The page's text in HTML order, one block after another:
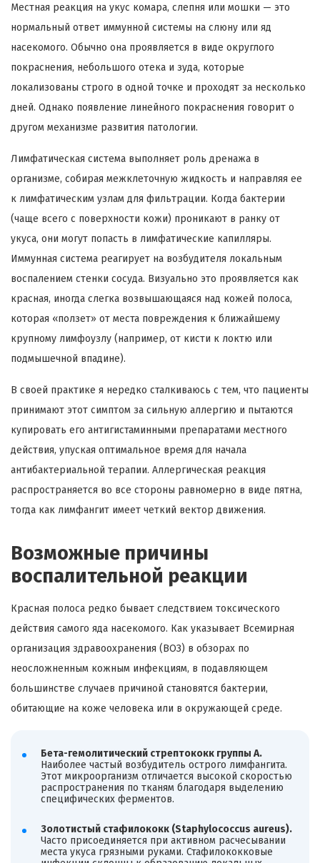
Местная реакция на укус комара, слепня или мошки — это
нормальный ответ иммунной системы на слюну или яд
насекомого. Обычно она проявляется в виде округлого
покраснения, небольшого отека и зуда, которые
локализованы строго в одной точке и проходят за несколько
дней. Однако появление линейного покраснения говорит о
другом механизме развития патологии.
Лимфатическая система выполняет роль дренажа в
организме, собирая межклеточную жидкость и направляя ее
к лимфатическим узлам для фильтрации. Когда бактерии
(чаще всего с поверхности кожи) проникают в ранку от
укуса, они могут попасть в лимфатические капилляры.
Иммунная система реагирует на возбудителя локальным
воспалением стенки сосуда. Визуально это проявляется как
красная, иногда слегка возвышающаяся над кожей полоса,
которая «ползет» от места повреждения к ближайшему
крупному лимфоузлу (например, от кисти к локтю или
подмышечной впадине).
В своей практике я нередко сталкиваюсь с тем, что пациенты
принимают этот симптом за сильную аллергию и пытаются
купировать его антигистаминными препаратами местного
действия, упуская оптимальное время для начала
антибактериальной терапии. Аллергическая реакция
распространяется во все стороны равномерно в виде пятна,
тогда как лимфангит имеет четкий вектор движения.
Возможные причины
воспалительной реакции
Красная полоса редко бывает следствием токсического
действия самого яда насекомого. Как указывает Всемирная
организация здравоохранения (ВОЗ) в обзорах по
неосложненным кожным инфекциям, в подавляющем
большинстве случаев причиной становятся бактерии,
обитающие на коже человека или в окружающей среде.
Бета-гемолитический стрептококк группы А.
Наиболее частый возбудитель острого лимфангита.
Этот микроорганизм отличается высокой скоростью
распространения по тканям благодаря выделению
специфических ферментов.
Золотистый стафилококк (Staphylococcus aureus).
Часто присоединяется при активном расчесывании
места укуса грязными руками. Стафилококковые